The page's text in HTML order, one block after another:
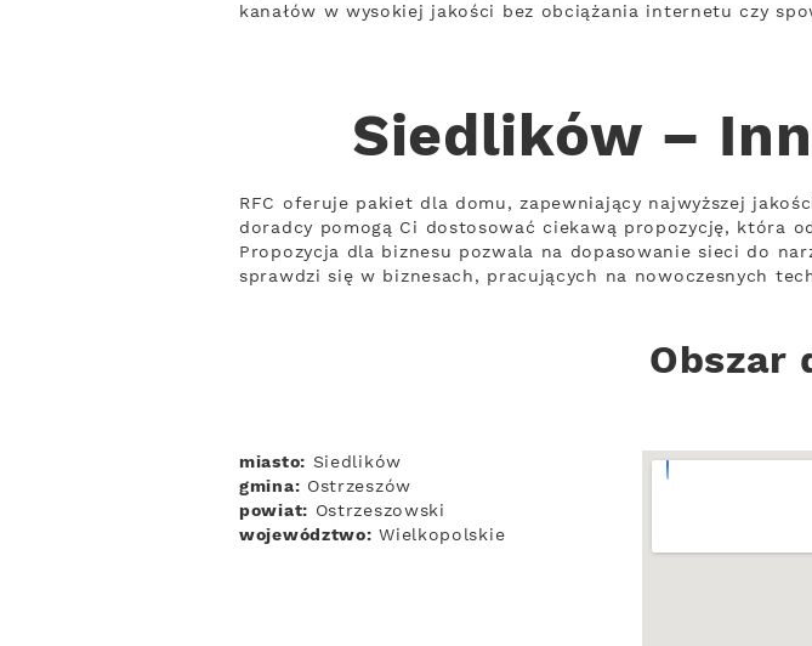
kanałów w wysokiej jakości bez obciążania internetu czy
Siedlików –
RFC oferuje pakiet dla domu, zapewniający najwyższej
doradcy pomogą Ci dostosować ciekawą propozycję, która
Propozycja dla biznesu pozwala na dopasowanie sieci do
sprawdzi się w biznesach, pracujących na nowoczesnych
Obszar
miasto: Siedlików
gmina: Ostrzeszów
powiat: Ostrzeszowski
województwo: Wielkopolskie